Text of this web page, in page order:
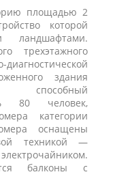
площадью 2
которой
ландшафтами.
трехэтажного
здания
способный
80 человек,
категории
оснащены
техникой —
балконы с